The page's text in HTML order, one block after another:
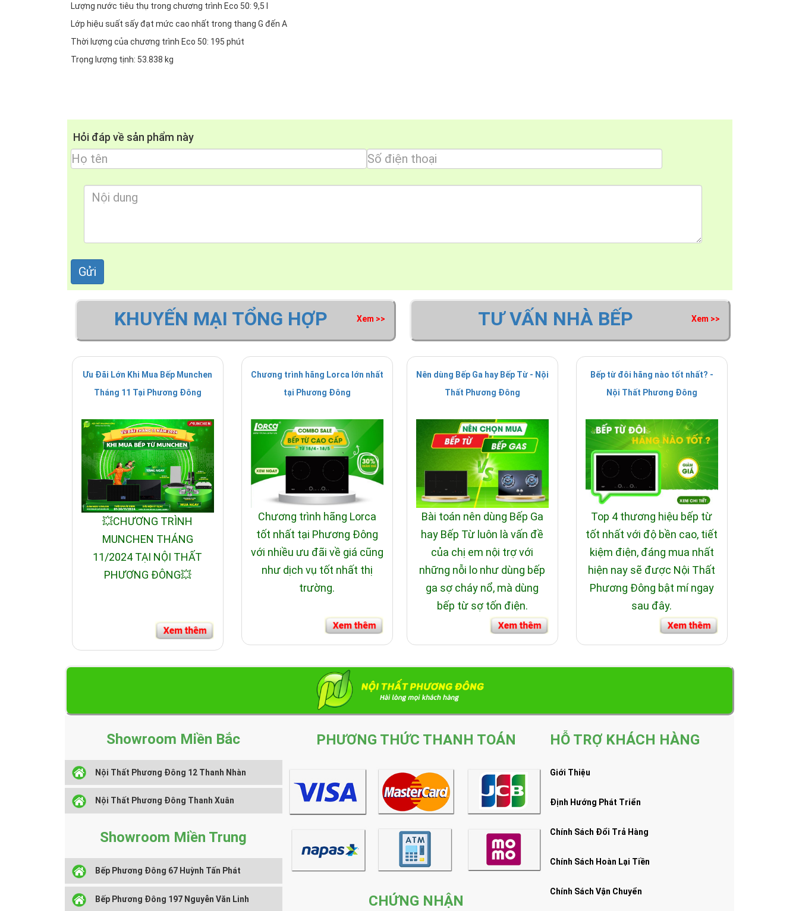
Trọng lượng tịnh: 53.838 kg
Lượng nước tiêu thụ trong chương trình Eco 50: 9,5 l
Lớp hiệu suất sấy đạt mức cao nhất trong thang G đến A
Thời lượng của chương trình Eco 50: 195 phút
Trọng lượng tịnh: 53.838 kg
Hỏi đáp về sản phẩm này
KHUYẾN MẠI TỔNG HỢP Xem >>
Ưu Đãi Lớn Khi Mua Bếp Munchen
Tháng 11 Tại Phương Đông
💥CHƯƠNG TRÌNH
MUNCHEN THÁNG
11/2024 TẠI NỘI THẤT
PHƯƠNG ĐÔNG💥
Chương trình hãng Lorca lớn nhất
tại Phương Đông
Chương trình hãng Lorca
tốt nhất tại Phương Đông
với nhiều ưu đãi về giá cũng
như dịch vụ tốt nhất thị
trường.
TƯ VẤN NHÀ BẾP Xem >>
Nên dùng Bếp Ga hay Bếp Từ - Nội
Thất Phương Đông
Bài toán nên dùng Bếp Ga
hay Bếp Từ luôn là vấn đề
của chị em nội trợ với
những nỗi lo như dùng bếp
ga sợ cháy nổ, mà dùng
bếp từ sợ tốn điện.
Bếp từ đôi hãng nào tốt nhất? -
Nội Thất Phương Đông
Top 4 thương hiệu bếp từ
tốt nhất với độ bền cao, tiết
kiệm điện, đáng mua nhất
hiện nay sẽ được Nội Thất
Phương Đông bật mí ngay
sau đây.
Showroom Miền Bắc
Nội Thất Phương Đông 12 Thanh Nhàn
Nội Thất Phương Đông Thanh Xuân
Showroom Miền Trung
Bếp Phương Đông 67 Huỳnh Tấn Phát
Bếp Phương Đông 197 Nguyễn Văn Linh
PHƯƠNG THỨC THANH TOÁN
CHỨNG NHẬN
HỖ TRỢ KHÁCH HÀNG
Giới Thiệu
Định Hướng Phát Triển
Chính Sách Đổi Trả Hàng
Chính Sách Hoàn Lại Tiền
Chính Sách Vận Chuyển